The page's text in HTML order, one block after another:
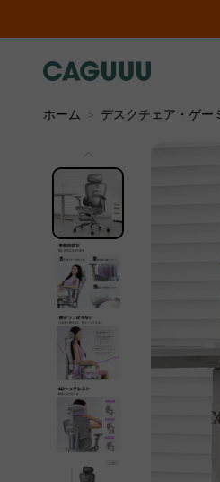
ホーム デスクチェア・ゲー